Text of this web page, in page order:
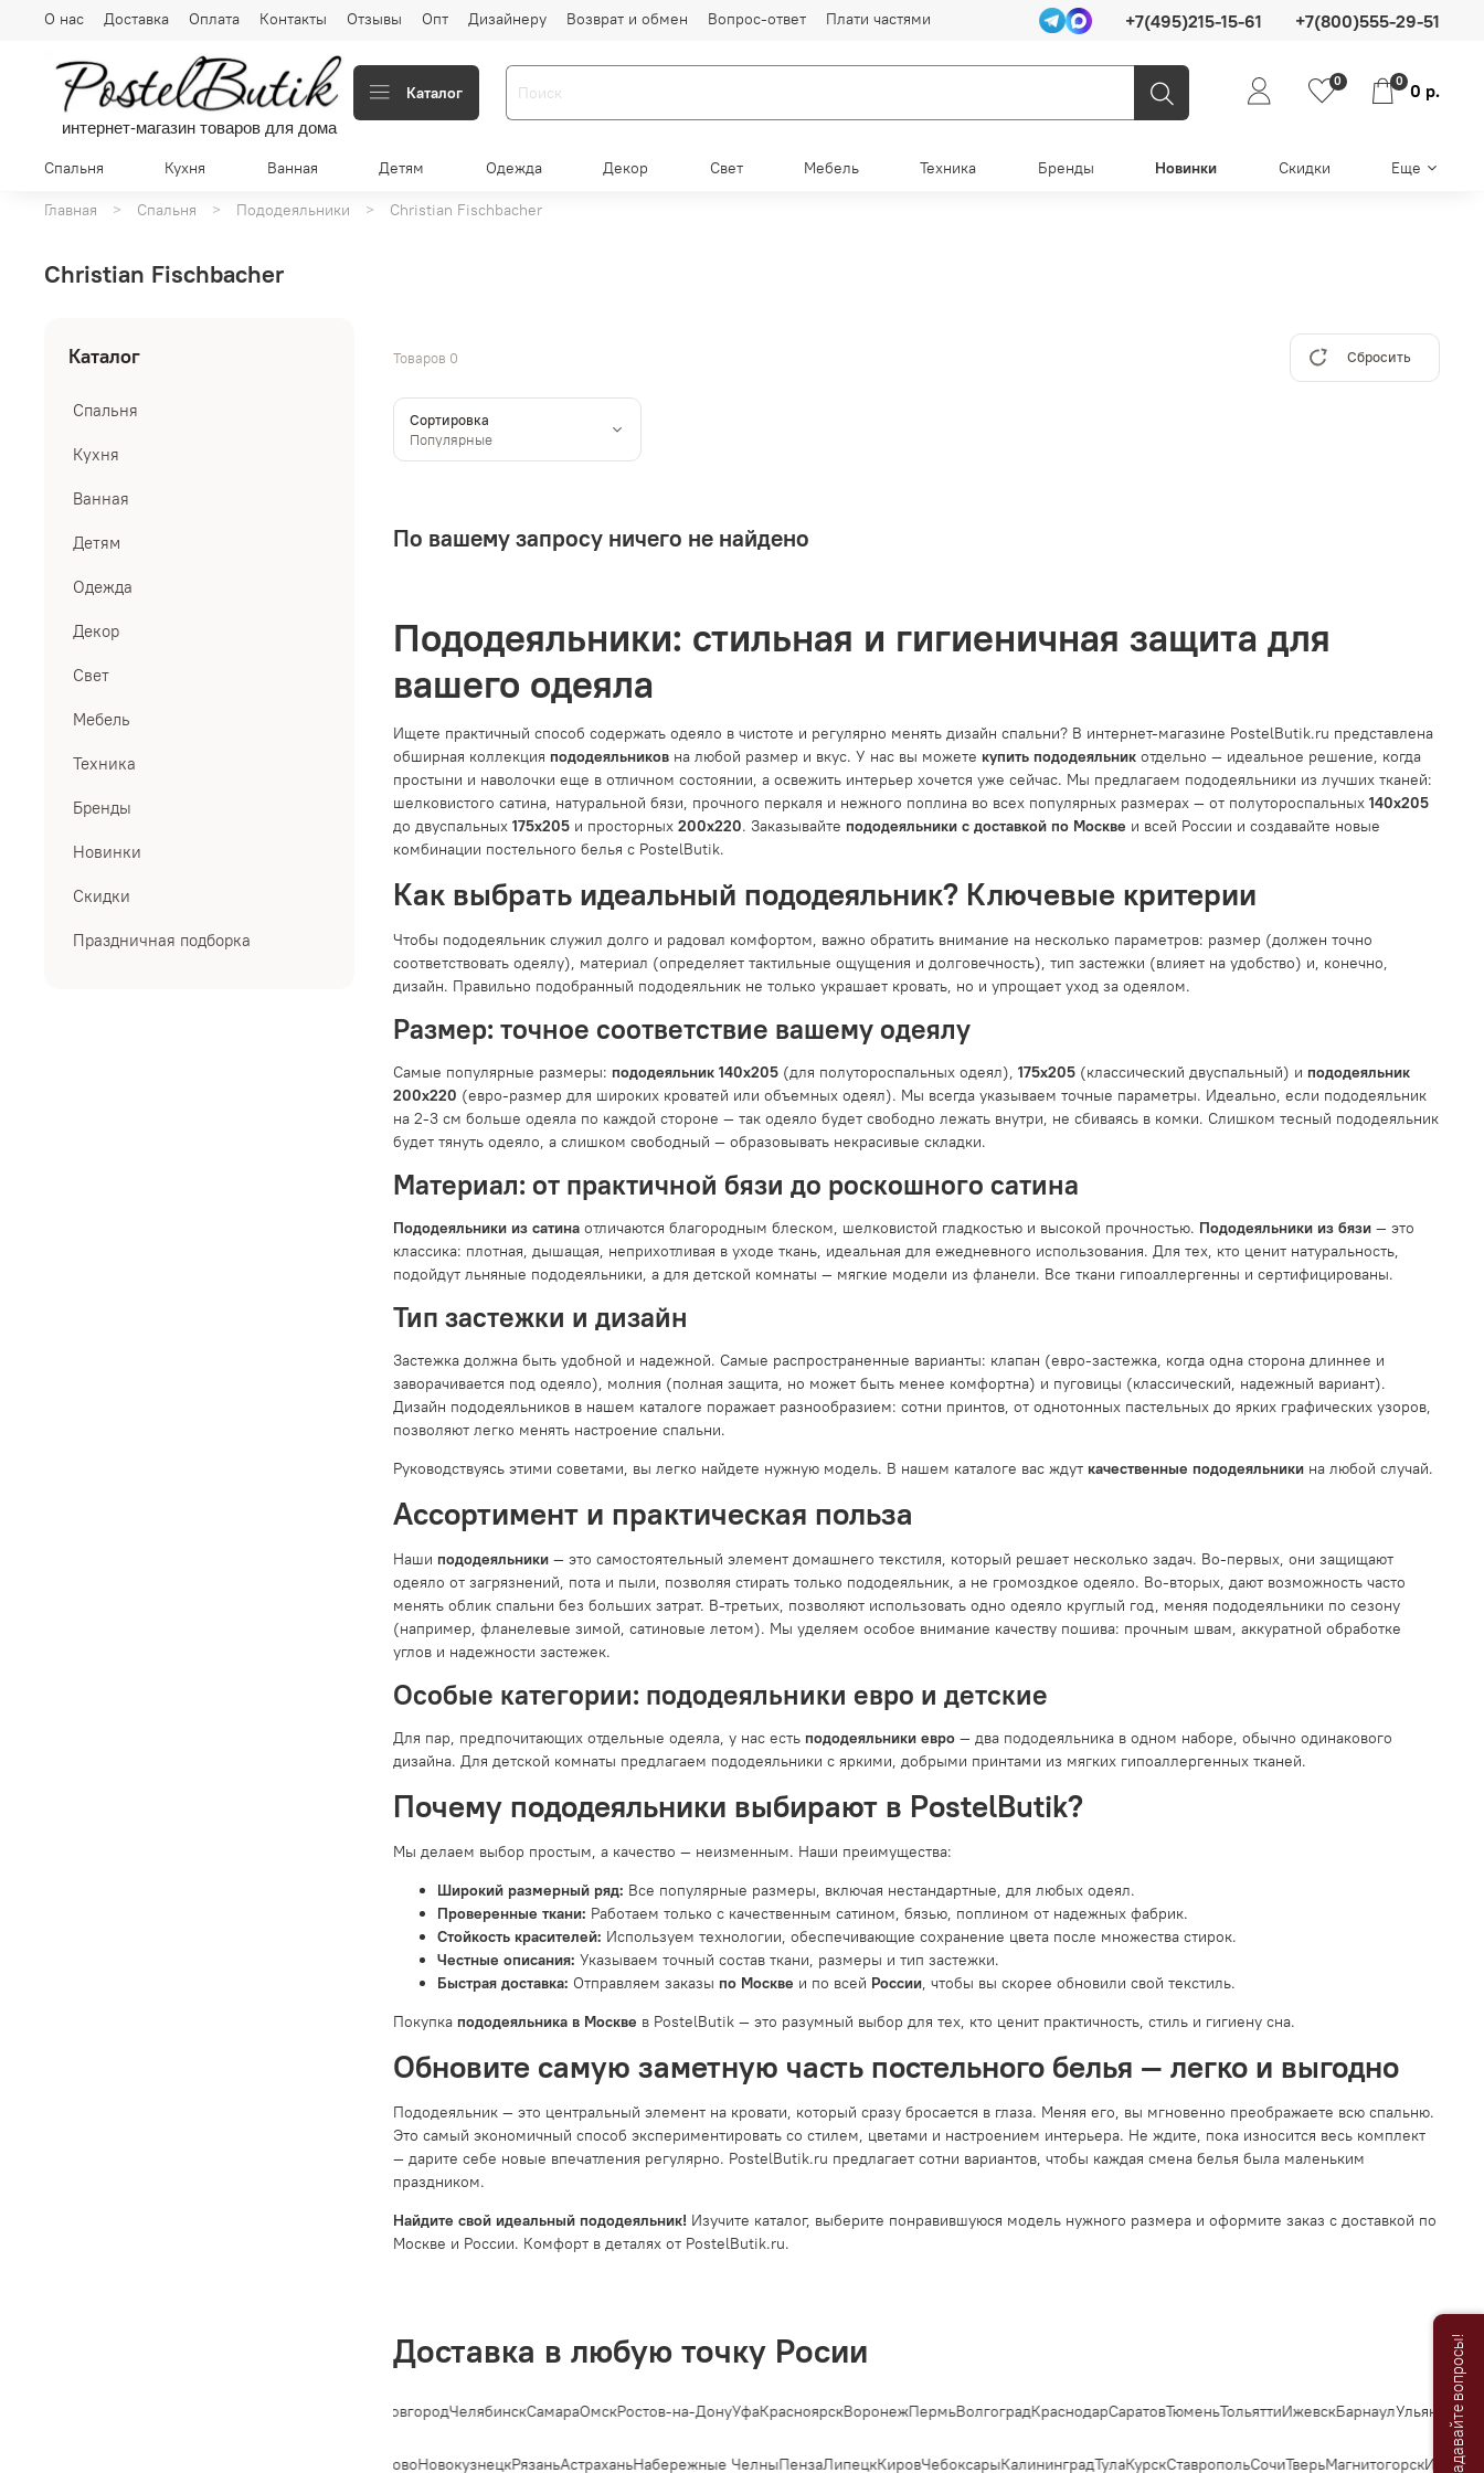
О нас Доставка Оплата Контакты Отзывы Опт Дизайнеру Возврат и обмен Вопрос-ответ Плати частями +7(495)215-15-61 +7(800)555-29-51
интернет-магазин товаров для дома
Каталог
0 0 0 р.
Спальня Кухня Ванная Детям Одежда Декор Свет Мебель Техника Бренды Новинки Скидки Еще
Главная Спальня Пододеяльники Christian Fischbacher
Christian Fischbacher
Товаров 0 Сбросить
Сортировка
По вашему запросу ничего не найдено
Пододеяльники: стильная и гигиеничная защита для
вашего одеяла
Ищете практичный способ содержать одеяло в чистоте и регулярно менять дизайн спальни? В интернет-магазине PostelButik.ru представлена
обширная коллекция пододеяльниковна любой размер и вкус. У нас вы можете купить пододеяльникотдельно — идеальное решение, когда
простыни и наволочки еще в отличном состоянии, а освежить интерьер хочется уже сейчас. Мы предлагаем пододеяльники из лучших тканей:
шелковистого сатина, натуральной бязи, прочного перкаля и нежного поплина во всех популярных размерах — от полутороспальных 140x205
до двуспальных 175x205и просторных 200x220. Заказывайте пододеяльники с доставкой по Москве и всей России и создавайте новые
комбинации постельного белья с PostelButik.
Как выбрать идеальный пододеяльник? Ключевые критерии
Чтобы пододеяльник служил долго и радовал комфортом, важно обратить внимание на несколько параметров: размер (должен точно
соответствовать одеялу), материал (определяет тактильные ощущения и долговечность), тип застежки (влияет на удобство) и, конечно,
дизайн. Правильно подобранный пододеяльник не только украшает кровать, но и упрощает уход за одеялом.
Размер: точное соответствие вашему одеялу
Самые популярные размеры: пододеяльник 140x205(для полутороспальных одеял), 175x205(классический двуспальный) и пододеяльник
200x220 (евро-размер для широких кроватей или объемных одеял). Мы всегда указываем точные параметры. Идеально, если пододеяльник
на 2-3 см больше одеяла по каждой стороне — так одеяло будет свободно лежать внутри, не сбиваясь в комки. Слишком тесный пододеяльник
будет тянуть одеяло, а слишком свободный — образовывать некрасивые складки.
Материал: от практичной бязи до роскошного сатина
Пододеяльники из сатинаотличаются благородным блеском, шелковистой гладкостью и высокой прочностью. Пододеяльники из бязи— это
классика: плотная, дышащая, неприхотливая в уходе ткань, идеальная для ежедневного использования. Для тех, кто ценит натуральность,
подойдут льняные пододеяльники, а для детской комнаты — мягкие модели из фланели. Все ткани гипоаллергенны и сертифицированы.
Тип застежки и дизайн
Застежка должна быть удобной и надежной. Самые распространенные варианты: клапан (евро-застежка, когда одна сторона длиннее и
заворачивается под одеяло), молния (полная защита, но может быть менее комфортна) и пуговицы (классический, надежный вариант).
Дизайн пододеяльников в нашем каталоге поражает разнообразием: сотни принтов, от однотонных пастельных до ярких графических узоров,
позволяют легко менять настроение спальни.
Руководствуясь этими советами, вы легко найдете нужную модель. В нашем каталоге вас ждут качественные пододеяльникина любой случай.
Ассортимент и практическая польза
Наши пододеяльники— это самостоятельный элемент домашнего текстиля, который решает несколько задач. Во-первых, они защищают
одеяло от загрязнений, пота и пыли, позволяя стирать только пододеяльник, а не громоздкое одеяло. Во-вторых, дают возможность часто
менять облик спальни без больших затрат. В-третьих, позволяют использовать одно одеяло круглый год, меняя пододеяльники по сезону
(например, фланелевые зимой, сатиновые летом). Мы уделяем особое внимание качеству пошива: прочным швам, аккуратной обработке
углов и надежности застежек.
Особые категории: пододеяльники евро и детские
Для пар, предпочитающих отдельные одеяла, у нас есть пододеяльники евро— два пододеяльника в одном наборе, обычно одинакового
дизайна. Для детской комнаты предлагаем пододеяльники с яркими, добрыми принтами из мягких гипоаллергенных тканей.
Почему пододеяльники выбирают в PostelButik?
Мы делаем выбор простым, а качество — неизменным. Наши преимущества:
Широкий размерный ряд: Все популярные размеры, включая нестандартные, для любых одеял.
Проверенные ткани: Работаем только с качественным сатином, бязью, поплином от надежных фабрик.
Стойкость красителей: Используем технологии, обеспечивающие сохранение цвета после множества стирок.
Честные описания: Указываем точный состав ткани, размеры и тип застежки.
Быстрая доставка: Отправляем заказы по Москве и по всей России, чтобы вы скорее обновили свой текстиль.
Покупка пододеяльника в Москве в PostelButik — это разумный выбор для тех, кто ценит практичность, стиль и гигиену сна.
Обновите самую заметную часть постельного белья — легко и выгодно
Пододеяльник — это центральный элемент на кровати, который сразу бросается в глаза. Меняя его, вы мгновенно преображаете всю спальню.
Это самый экономичный способ экспериментировать со стилем, цветами и настроением интерьера. Не ждите, пока износится весь комплект
— дарите себе новые впечатления регулярно. PostelButik.ru предлагает сотни вариантов, чтобы каждая смена белья была маленьким
праздником.
Найдите свой идеальный пододеяльник!Изучите каталог, выберите понравившуюся модель нужного размера и оформите заказ с доставкой по
Москве и России. Комфорт в деталях от PostelButik.ru.
Доставка в любую точку Росии
Нижний НовгородЧелябинскСамараОмскРостов-на-ДонуУфаКрасноярскВоронежПермьВолгоградКраснодарСаратовТюменьТольяттиИжевскБарнаулУльяновск
КемеровоНовокузнецкРязаньАстраханьНабережные ЧелныПензаЛипецкКировЧебоксарыКалининградТулаКурскСтавропольСочиТверьМагнитогорскИваново
Каталог
Спальня
Кухня
Ванная
Детям
Одежда
Декор
Свет
Мебель
Техника
Бренды
Новинки
Скидки
Праздничная подборка